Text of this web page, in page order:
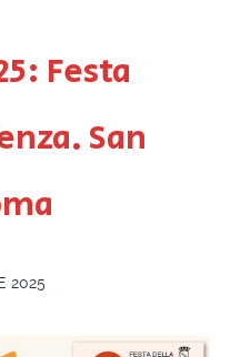
Festa
San
2025